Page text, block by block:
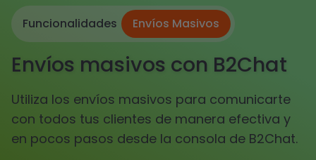
Producto
Precios
App Shopify
Recursos
Funcionalidades Envíos Masivos
Envíos masivos con B2Chat
Utiliza los envíos masivos para comunicarte
con todos tus clientes de manera efectiva y
en pocos pasos desde la consola de B2Chat.